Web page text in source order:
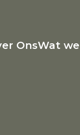
OnsWat